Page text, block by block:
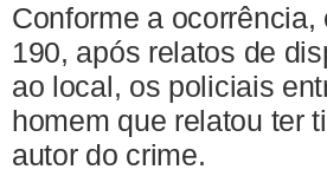
Conforme a
190, após relatos de
ao local, os policiais
homem que relatou ter
autor do crime.